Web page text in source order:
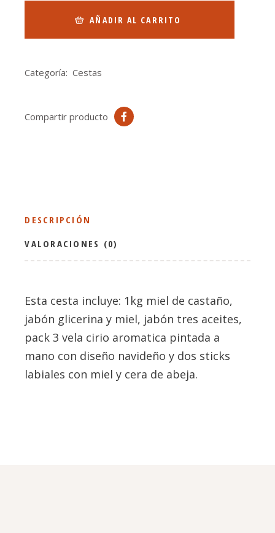
AÑADIR AL CARRITO
Categoría: Cestas
Compartir producto
DESCRIPCIÓN
VALORACIONES (0)
Esta cesta incluye: 1kg miel de castaño,
jabón glicerina y miel, jabón tres aceites,
pack 3 vela cirio aromatica pintada a
mano con diseño navideño y dos sticks
labiales con miel y cera de abeja.